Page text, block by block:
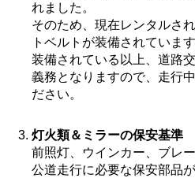
れました。
そのため、現在レンタルさ
トベルトが装備されていま
装備されている以上、道路
義務となりますので、走行
ださい。
灯火類＆ミラーの保安基準
前照灯、ウインカー、ブレ
公道走行に必要な保安部品